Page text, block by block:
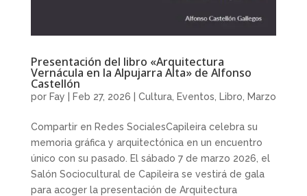
Presentación del libro «Arquitectura
Vernácula en la Alpujarra Alta» de Alfonso
Castellón
por Fay Feb 27, 2026 Cultura, Eventos Libro Marzo
Compartir en Redes SocialesCapileira celebra su
memoria gráfica y arquitectónica en un encuentro
único con su pasado. El sábado 7 de marzo 2026, el
Salón Sociocultural de Capileira se vestirá de gala
para acoger la presentación de Arquitectura